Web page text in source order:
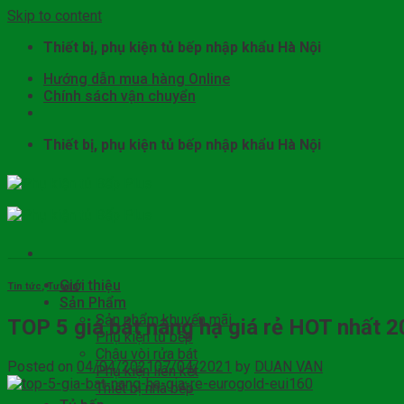
Skip to content
Thiết bị, phụ kiện tủ bếp nhập khẩu Hà Nội
Hướng dẫn mua hàng Online
Chính sách vận chuyển
Thiết bị, phụ kiện tủ bếp nhập khẩu Hà Nội
Giới thiệu
Sản Phẩm
Sản phẩm khuyến mãi
Phụ kiện tủ bếp
Chậu vòi rửa bát
Phụ kiện liên kết
Thiết bị nhà bếp
Tin tức,Tư vấn
TOP 5 giá bát nâng hạ giá rẻ HOT nhất
Posted on 04/04/202107/04/2021 by DUAN VAN